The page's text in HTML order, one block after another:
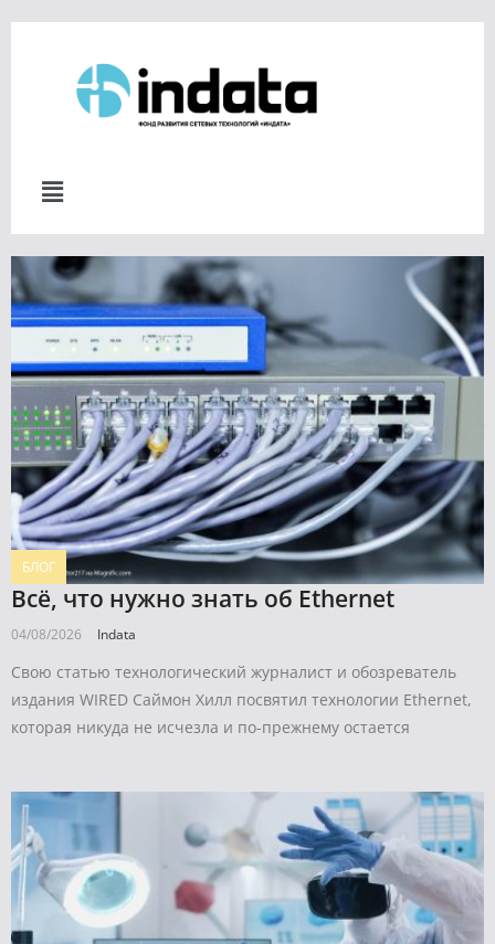
БЛОГ
Всё, что нужно знать об Ethernet
04/08/2026 Indata
Свою статью технологический журналист и обозреватель
издания WIRED Саймон Хилл посвятил технологии Ethernet,
которая никуда не исчезла и по-прежнему остается